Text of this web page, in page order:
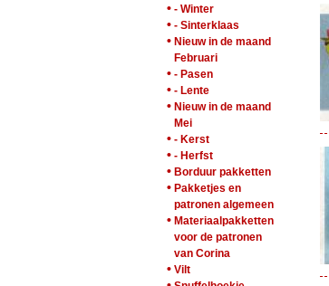
• - Winter
• - Sinterklaas
• Nieuw in de maand
Februari
• - Pasen
• - Lente
• Nieuw in de maand
Mei
• - Kerst
• - Herfst
• Borduur pakketten
• Pakketjes en
patronen algemeen
• Materiaalpakketten
voor de patronen
van Corina
• Vilt